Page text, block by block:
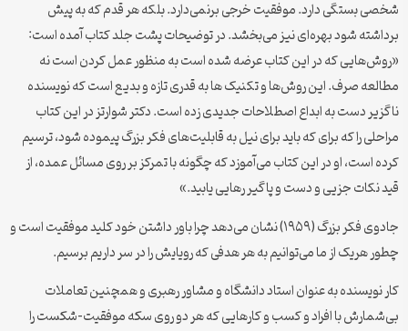
شخصی بستگی دارد. موفقیت خرجی برنمی‌دارد. بلکه هر قدم که به پیش
برداشته شود بهره‌ای نیز می‌بخشد. در توضیحات پشت جلد کتاب آمده است:
«روش‌هایی که در این کتاب عرضه شده است به منظور عمل کردن است نه
مطالعه صرف. این روش‌ها و تکنیک ها به قدری تازه و بدیع است که نویسنده
ناگزیر دست به ابداع اصطلاحات جدیدی زده است. دکتر شوارتز در این کتاب
مراحلی را که برای که باید برای نیل به قابلیت‌های فکر بزرگ پیموده شود، ترسیم
کرده است، او در این کتاب می‌آموزد که چگونه با تمرکز بر روی مسائل عمده، از
قید نکات جزیی و دست و پاگیر رهایی یابید.»
جادوی فکر بزرگ (۱۹۵۹) نشان می‌دهد چرا باور داشتن خود کلید موفقیت است و
چطور هریک از ما می‌توانیم به هر هدفی که رویایش را در سر داریم برسیم.
کار نویسنده به عنوان استاد دانشگاه و مشاور رهبری و همچنین تعاملات
بی‌شمارش با افراد و کسب و کارهایی که هر دو روی سکه موفقیت-شکست را